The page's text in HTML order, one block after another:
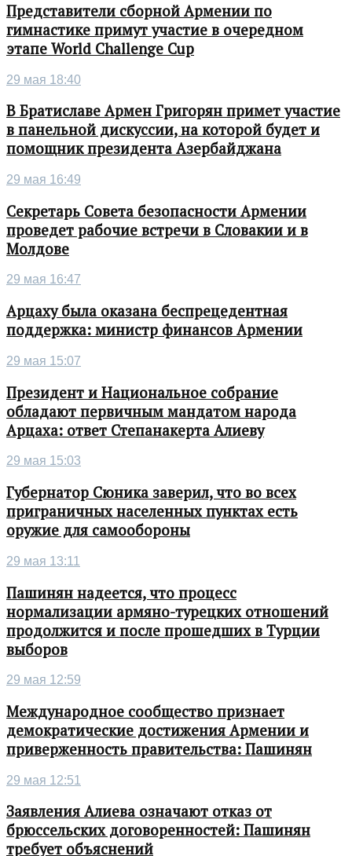
Представители сборной Армении по
гимнастике примут участие в очередном
этапе World Challenge Cup
29 мая 18:40
В Братиславе Армен Григорян примет участие
в панельной дискуссии, на которой будет и
помощник президента Азербайджана
29 мая 16:49
Секретарь Совета безопасности Армении
проведет рабочие встречи в Словакии и в
Молдове
29 мая 16:47
Арцаху была оказана беспрецедентная
поддержка: министр финансов Армении
29 мая 15:07
Президент и Национальное собрание
обладают первичным мандатом народа
Арцаха: ответ Степанакерта Алиеву
29 мая 15:03
Губернатор Сюника заверил, что во всех
приграничных населенных пунктах есть
оружие для самообороны
29 мая 13:11
Пашинян надеется, что процесс
нормализации армяно-турецких отношений
продолжится и после прошедших в Турции
выборов
29 мая 12:59
Международное сообщество признает
демократические достижения Армении и
приверженность правительства: Пашинян
29 мая 12:51
Заявления Алиева означают отказ от
брюссельских договоренностей: Пашинян
требует объяснений